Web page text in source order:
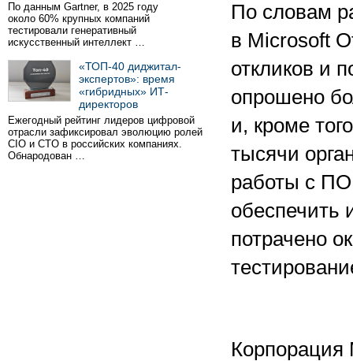
По данным Gartner, в 2025 году
около 60% крупных компаний
тестировали генеративный
искусственный интеллект …
«ТОП-40 диджитал-
экспертов»: время
«гибридных» ИТ-
директоров
Ежегодный рейтинг лидеров цифровой
отрасли зафиксировал эволюцию ролей
CIO и CTO в российских компаниях.
Обнародован …
По словам
в Microsoft
откликов и
опрошено
и, кроме
тысячи
работы с
обеспечить
потрачено
Корпорация